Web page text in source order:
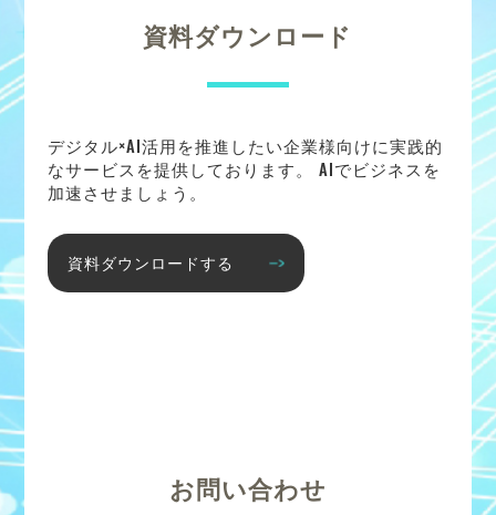
資料ダウンロード
デジタル×AI活用を推進したい企業様向けに実践的
なサービスを提供しております。 AIでビジネスを
加速させましょう。
資料ダウンロードする
お問い合わせ